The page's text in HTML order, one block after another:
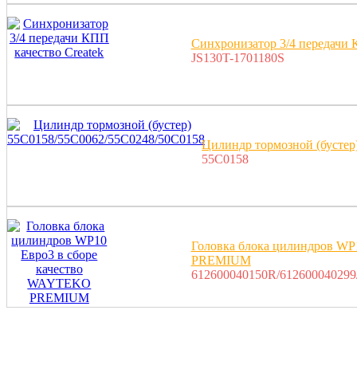
Синхронизатор 3/4 передачи
JS130T-1701180S
Цилиндр тормозной
55C0158
Головка блока цилиндров
PREMIUM
612600040150R/